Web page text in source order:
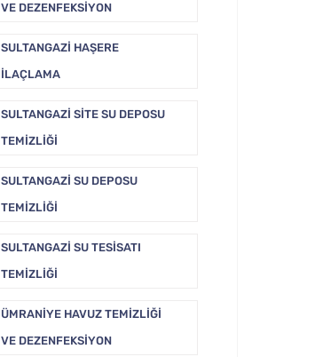
VE DEZENFEKSIYON
SULTANGAZI HAŞERE
İLAÇLAMA
SULTANGAZI SITE SU DEPOSU
TEMIZLIĞI
SULTANGAZI SU DEPOSU
TEMIZLIĞI
SULTANGAZI SU TESISATI
TEMIZLIĞI
ÜMRANIYE HAVUZ TEMIZLIĞI
VE DEZENFEKSIYON